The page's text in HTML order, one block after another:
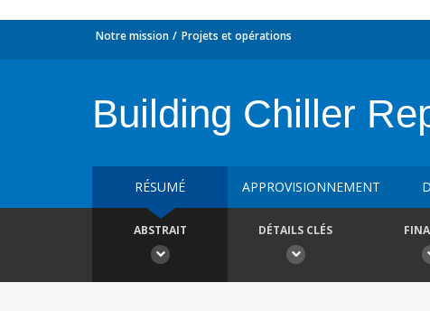
Notre mission Projets et opérations
Building Chiller
RÉSUMÉ APPROVISIONNEMENT
ABSTRAIT DÉTAILS CLÉS